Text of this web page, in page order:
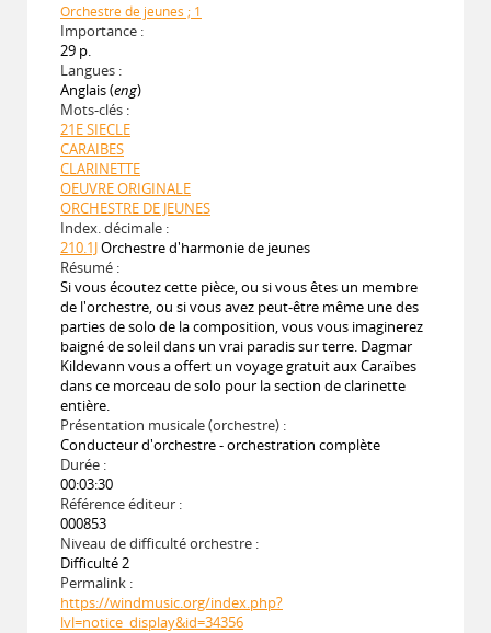
Orchestre de jeunes ; 1
Importance :
29 p.
Langues :
Anglais (eng)
Mots-clés :
21E SIECLE
CARAIBES
CLARINETTE
OEUVRE ORIGINALE
ORCHESTRE DE JEUNES
Index. décimale :
210.1JOrchestre d'harmonie de jeunes
Résumé :
Si vous écoutez cette pièce, ou si vous êtes un membre
de l'orchestre, ou si vous avez peut-être même une des
parties de solo de la composition, vous vous imaginerez
baigné de soleil dans un vrai paradis sur terre. Dagmar
Kildevann vous a offert un voyage gratuit aux Caraïbes
dans ce morceau de solo pour la section de clarinette
entière.
Présentation musicale (orchestre) :
Conducteur d'orchestre - orchestration complète
Durée :
00:03:30
Référence éditeur :
000853
Niveau de difficulté orchestre :
Difficulté 2
Permalink :
https://windmusic.org/index.php?
lvl=notice_display&id=34356